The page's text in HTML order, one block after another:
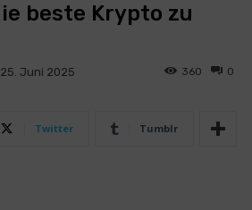
beste Krypto zu
25. Juni 2025 0
360
Twitter Tumblr